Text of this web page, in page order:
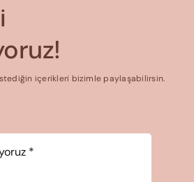
içerikleri bizimle paylaşabilirsin.